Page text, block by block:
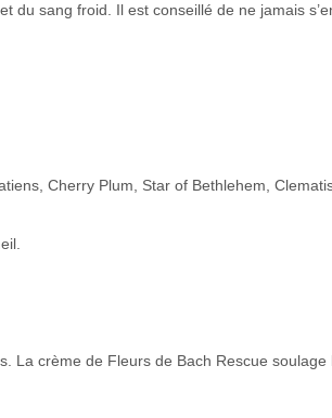
du sang froid. Il est conseillé de ne jamais
Cherry Plum, Star of Bethlehem,
La crème de Fleurs de Bach Rescue soulage